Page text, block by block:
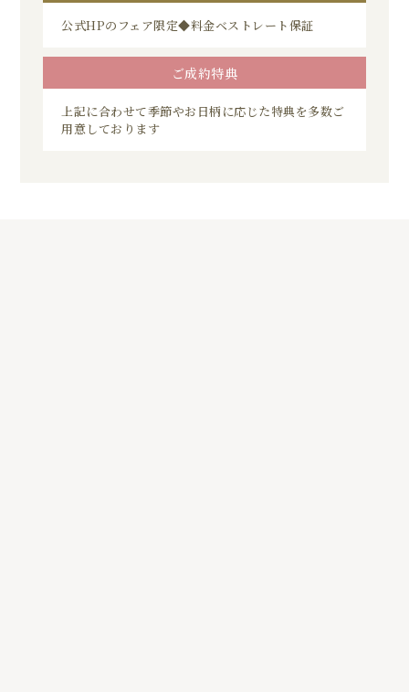
公式HPのフェア限定◆料金ベストレート保証
ご成約特典
上記に合わせて季節やお日柄に応じた特典を多数ご
用意しております